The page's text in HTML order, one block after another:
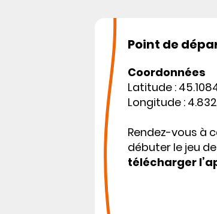
Point de
Coordonnées
Latitude :
Longitude : 4.832
Rendez-vous à
débuter le jeu
télécharger